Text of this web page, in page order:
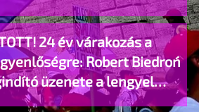
24 év várakozás a
Robert Biedroń
üzenete a lengyel
élettársi kapcsolatokért